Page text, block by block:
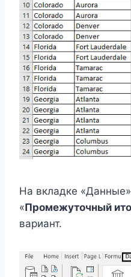
На вкладке
«Промежуточный
вариант.